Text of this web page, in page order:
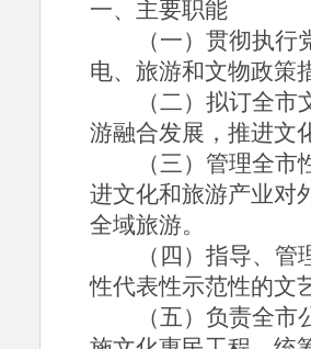
一、 主要职能
（一）贯彻执
电、旅游和文物政策
（二）拟订全
游融合发展，推进文
（三）管理全
进文化和旅游产业对
全域旅游。
（四）指导、
性代表性示范性的文
（五）负责全